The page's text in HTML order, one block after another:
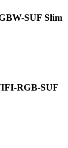
SUF Slim
RGB-SUF